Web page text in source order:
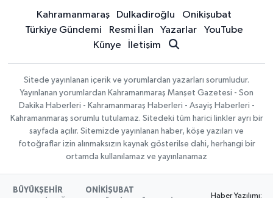
Kahramanmaraş Dulkadiroğlu
Onikişubat
Türkiye Gündemi
Resmi İlan Yazarlar
YouTube
Künye
İletişim
Sitede yayınlanan içerik ve yorumlardan yazarları sorumludur.
Yayınlanan yorumlardan Kahramanmaraş Manşet Gazetesi - Son
Dakika Haberleri - Kahramanmaraş Haberleri - Asayiş Haberleri -
Kahramanmaraş sorumlu tutulamaz. Sitedeki tüm harici linkler ayrı bir
sayfada açılır. Sitemizde yayınlanan haber, köşe yazıları ve
fotoğraflar izin alınmaksızın kaynak gösterilse dahi, herhangi bir
ortamda kullanılamaz ve yayınlanamaz
BÜYÜKŞEHİR ONİKİŞUBAT
Haber Yazılımı: